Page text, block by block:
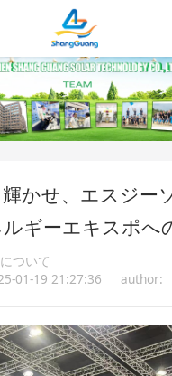
かせ、エスジー
ギーエキスポへ
ついて
01-19 21:27:36
author: